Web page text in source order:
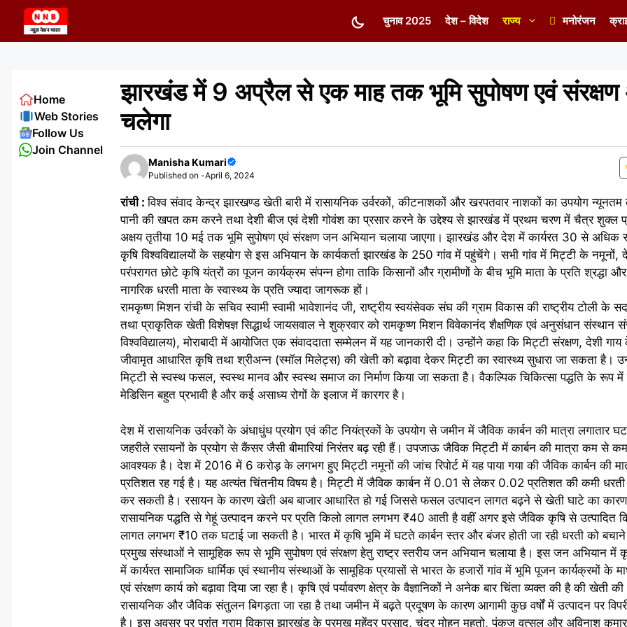
content
चुनाव 2025 देश – विदेश राज्य मनोरंजन
झारखंड में 9 अप्रैल से एक माह तक भूमि सुपोषण एवं संरक्षण
चलेगा
Manisha Kumari
Published on -April 6, 2024
रांची :विश्व संवाद केन्द्र झारखण्ड खेती बारी में रासायनिक उर्वरकों, कीटनाशकों और खरपतवार नाशकों का उपयोग
पानी की खपत कम करने तथा देशी बीज एवं देशी गोवंश का प्रसार करने के उद्देश्य से झारखंड में प्रथम चरण में चैत्र शुक्ल
अक्षय तृतीया 10 मई तक भूमि सुपोषण एवं संरक्षण जन अभियान चलाया जाएगा। झारखंड और देश में कार्यरत 30 से अधिक
कृषि विश्वविद्यालयों के सहयोग से इस अभियान के कार्यकर्ता झारखंड के 250 गांव में पहुंचेंगे। सभी गांव में मिट्टी के नमूनों,
परंपरागत छोटे कृषि यंत्रों का पूजन कार्यक्रम संपन्न होगा ताकि किसानों और ग्रामीणों के बीच भूमि माता के प्रति श्रद्धा
नागरिक धरती माता के स्वास्थ्य के प्रति ज्यादा जागरूक हों।
रामकृष्ण मिशन रांची के सचिव स्वामी स्वामी भावेशानंद जी, राष्ट्रीय स्वयंसेवक संघ की ग्राम विकास की राष्ट्रीय टोली के
तथा प्राकृतिक खेती विशेषज्ञ सिद्धार्थ जायसवाल ने शुक्रवार को रामकृष्ण मिशन विवेकानंद शैक्षणिक एवं अनुसंधान संस्थान
विश्वविद्यालय), मोराबादी में आयोजित एक संवाददाता सम्मेलन में यह जानकारी दी। उन्होंने कहा कि मिट्टी संरक्षण, देशी
जीवामृत आधारित कृषि तथा श्रीअन्न (स्मॉल मिलेट्स) की खेती को बढ़ावा देकर मिट्टी का स्वास्थ्य सुधारा जा सकता है।
मिट्टी से स्वस्थ फसल, स्वस्थ मानव और स्वस्थ समाज का निर्माण किया जा सकता है। वैकल्पिक चिकित्सा पद्धति के रूप
मेडिसिन बहुत प्रभावी है और कई असाध्य रोगों के इलाज में कारगर है।
देश में रासायनिक उर्वरकों के अंधाधुंध प्रयोग एवं कीट नियंत्रकों के उपयोग से जमीन में जैविक कार्बन की मात्रा लगातार
जहरीले रसायनों के प्रयोग से कैंसर जैसी बीमारियां निरंतर बढ़ रही हैं। उपजाऊ जैविक मिट्टी में कार्बन की मात्रा कम से
आवश्यक है। देश में 2016 में 6 करोड़ के लगभग हुए मिट्टी नमूनों की जांच रिपोर्ट में यह पाया गया की जैविक कार्बन की
प्रतिशत रह गई है। यह अत्यंत चिंतनीय विषय है। मिट्टी में जैविक कार्बन में 0.01 से लेकर 0.02 प्रतिशत की कमी धरती
कर सकती है। रसायन के कारण खेती अब बाजार आधारित हो गई जिससे फसल उत्पादन लागत बढ़ने से खेती घाटे का कारण
रासायनिक पद्धति से गेहूं उत्पादन करने पर प्रति किलो लागत लगभग ₹40 आती है वहीं अगर इसे जैविक कृषि से उत्पादित
लागत लगभग ₹10 तक घटाई जा सकती है। भारत में कृषि भूमि में घटते कार्बन स्तर और बंजर होती जा रही धरती को
प्रमुख संस्थाओं ने सामूहिक रूप से भूमि सुपोषण एवं संरक्षण हेतु राष्ट्र स्तरीय जन अभियान चलाया है। इस जन अभियान में
में कार्यरत सामाजिक धार्मिक एवं स्थानीय संस्थाओं के सामूहिक प्रयासों से भारत के हजारों गांव में भूमि पूजन कार्यक्रमों के
एवं संरक्षण कार्य को बढ़ावा दिया जा रहा है। कृषि एवं पर्यावरण क्षेत्र के वैज्ञानिकों ने अनेक बार चिंता व्यक्त की है की खेती
रासायनिक और जैविक संतुलन बिगड़ता जा रहा है तथा जमीन में बढ़ते प्रदूषण के कारण आगामी कुछ वर्षों में उत्पादन पर
है। इस अवसर पर प्रांत ग्राम विकास झारखंड के प्रमुख महेंद्र प्रसाद, चंद्र मोहन महतो, पंकज वत्सल और अविनाश
Home
Web Stories
Follow Us
Join Channel